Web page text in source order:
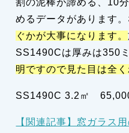
割の泥棒が諦める、10
めるデータがあります
ぐかが大事になります。
SS1490Cは厚みは350
明ですので見た目は全く
SS1490C 3.2㎡
【関連記事】窓ガラス